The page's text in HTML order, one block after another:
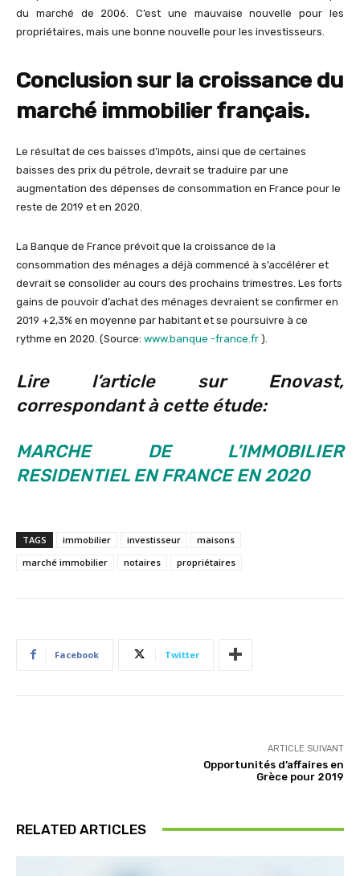
du marché de 2006. C’est une mauvaise nouvelle pour les
propriétaires, mais une bonne nouvelle pour les investisseurs.
Conclusion sur la croissance du
marché immobilier français.
Le résultat de ces baisses d’impôts, ainsi que de certaines
baisses des prix du pétrole, devrait se traduire par une
augmentation des dépenses de consommation en France pour le
reste de 2019 et en 2020.
La Banque de France prévoit que la croissance de la
consommation des ménages a déjà commencé à s’accélérer et
devrait se consolider au cours des prochains trimestres. Les forts
gains de pouvoir d’achat des ménages devraient se confirmer en
2019 +2,3% en moyenne par habitant et se poursuivre à ce
rythme en 2020. (Source: www.banque -france.fr ).
Lire l’article sur Enovast,
correspondant à cette étude:
MARCHE DE L’IMMOBILIER
RESIDENTIEL EN FRANCE EN 2020
TAGS immobilier investisseur
maisons
marché immobilier
notaires propriétaires
Facebook Twitter
ARTICLE SUIVANT
Opportunités d’affaires en
Grèce pour 2019
RELATED ARTICLES